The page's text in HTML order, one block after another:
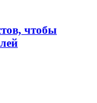
чтобы